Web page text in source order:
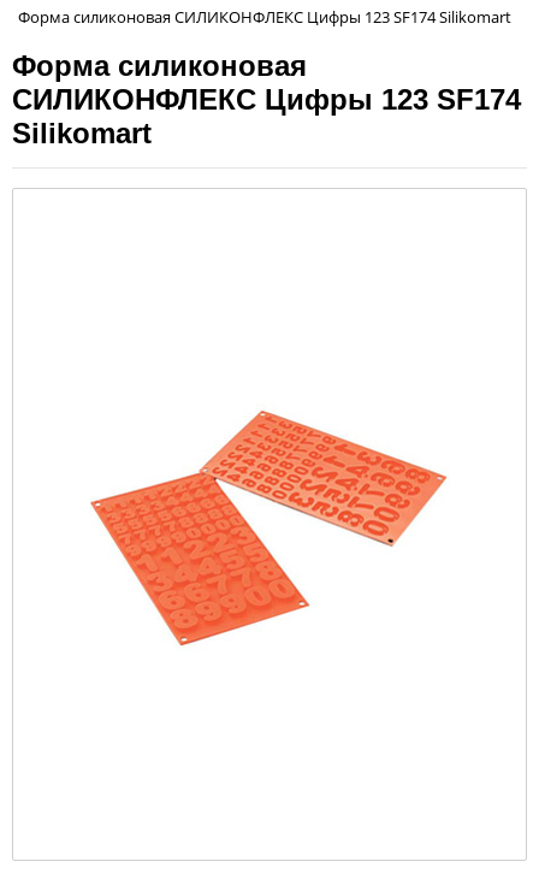
Форма силиконовая СИЛИКОНФЛЕКС Цифры 123 SF174 Silikomart
Форма силиконовая
СИЛИКОНФЛЕКС Цифры 123 SF174
Silikomart